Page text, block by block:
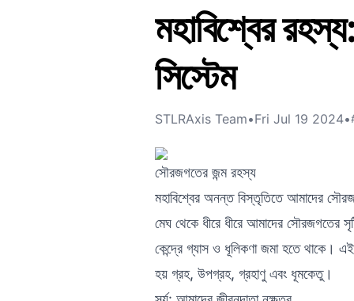
মহাবিশ্বের
সিস্টেম
STLRAxis Team•Fri Jul 19 2024•
সৌরজগতের জন্ম রহস্য
মহাবিশ্বের অনন্ত বিস্তৃতিতে আমাদের
মেঘ থেকে ধীরে ধীরে আমাদের সৌরজগতের
কেন্দ্রে গ্যাস ও ধূলিকণা জমা হতে থাকে। এই
হয় গ্রহ, উপগ্রহ, গ্রহাণু এবং ধূমকেতু।